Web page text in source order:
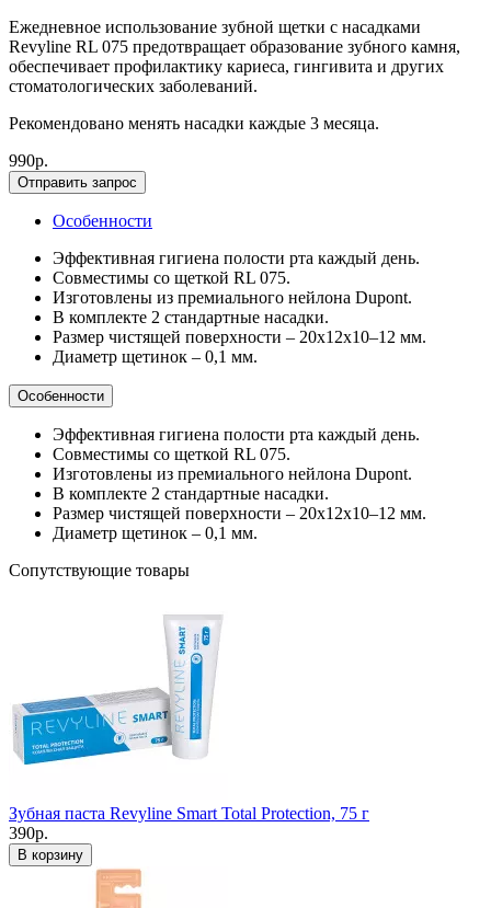
Ежедневное использование зубной щетки с насадками
Revyline RL 075 предотвращает образование зубного камня,
обеспечивает профилактику кариеса, гингивита и других
стоматологических заболеваний.
Рекомендовано менять насадки каждые 3 месяца.
990р.
Отправить запрос
Особенности
Эффективная гигиена полости рта каждый день.
Совместимы со щеткой RL 075.
Изготовлены из премиального нейлона Dupont.
В комплекте 2 стандартные насадки.
Размер чистящей поверхности – 20х12х10–12 мм.
Диаметр щетинок – 0,1 мм.
Особенности
Эффективная гигиена полости рта каждый день.
Совместимы со щеткой RL 075.
Изготовлены из премиального нейлона Dupont.
В комплекте 2 стандартные насадки.
Размер чистящей поверхности – 20х12х10–12 мм.
Диаметр щетинок – 0,1 мм.
Сопутствующие товары
Зубная паста Revyline Smart Total Protection, 75 г
390р.
В корзину